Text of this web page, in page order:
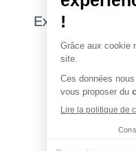
Expert en